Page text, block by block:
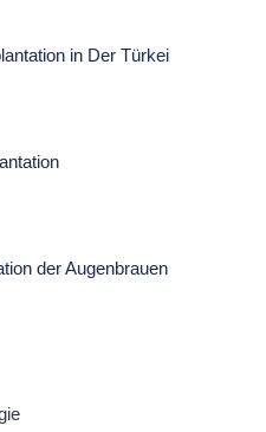
in Der Türkei
der Augenbrauen